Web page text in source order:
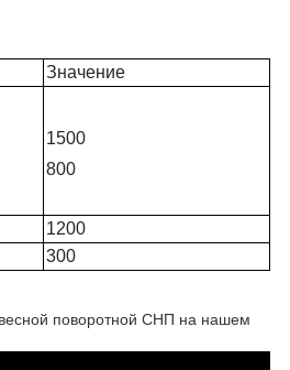
Значение
1500
800
1200
300
поворотной СНП на нашем